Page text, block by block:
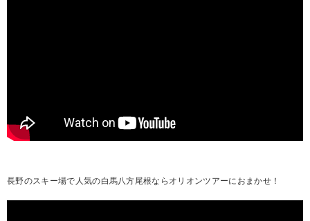
長野のスキー場で人気の白馬八方尾根ならオリオンツアーにおまかせ！